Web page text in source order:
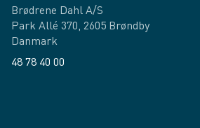
Brødrene Dahl A/S
Park Allé 370, 2605 Brøndby
Danmark
48 78 40 00